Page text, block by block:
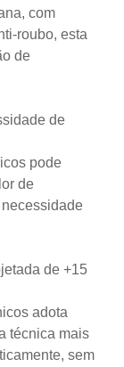
com
roubo, esta
de
de
pode
de
de +15
adota
técnica mais
sem